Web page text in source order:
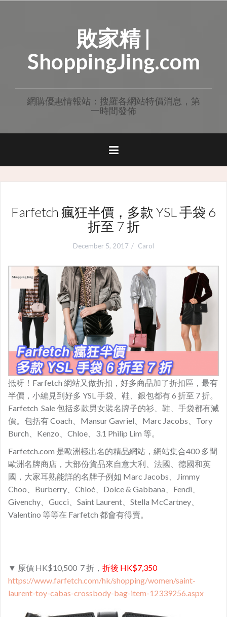
敗家精 |
ShoppingJing.com
網購優惠情報站：搜羅各網站特價消息，第
一時間發佈
Farfetch 瘋狂半價，多款 YSL 手袋 6
折至 7 折
December 5, 2017 Carol
抵呀！Farfetch 網站又做折扣，好多商品加了折扣區，最有
半價，小編見到好多 YSL 手袋、鞋、銀包都有 6 折至 7 折。
Farfetch Sale 包括多款男女裝名牌子的衫、鞋、手袋都有減
價。包括有 Coach、Mansur Gavriel、Marc Jacobs、Tory
Burch、Kenzo、Chloe、3.1 Philip Lim 等。
Farfetch.com 是歐洲極出名的精品網站，網站集合400 多間
歐洲名牌商店，大部份貨品來自意大利、法國、德國和英
國，大家耳熟能詳的名牌子例如 Marc Jacobs、Jimmy
Choo、Burberry、Chloé、Dolce & Gabbana、Fendi、
Givenchy、Gucci、Saint Laurent、Stella McCartney、
Valentino 等等在 Farfetch 都會有得賣。
▼ 原價 HK$10,500 7 折， 折後 HK$7,350
https://www.farfetch.com/hk/shopping/women/saint-
laurent-toy-cabas-crossbody-bag-item-12339256.aspx